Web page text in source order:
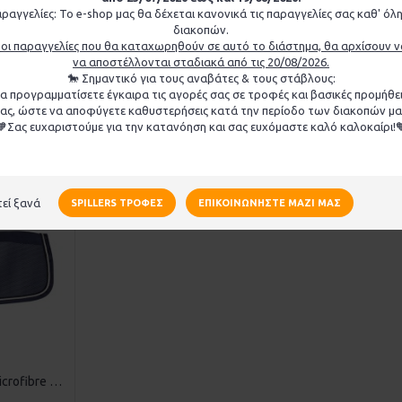
Το e-shop μας θα δέχεται κανονικά τις παραγγελίες σας καθ'
διακοπών.
παραγγελίες που θα καταχωρηθούν σε αυτό το διάστημα, θα αρχίσουν
να αποστέλλονται σταδιακά από τις 20/08/2026.
🐎 Σημαντικό για τους αναβάτες & τους στάβλους:
έγκαιρα τις αγορές σας σε τροφές και βασικές
ώστε να αποφύγετε καθυστερήσεις κατά την περίοδο των διακοπών
ευχαριστούμε για την κατανόηση και σας ευχόμαστε καλό
ξανά SPILLERS ΤΡΟΦΈΣ ΕΠΙΚΟΙΝΩΝΉΣΤΕ ΜΑΖΊ ΜΑΣ
Κουβέρτα για μύγες Equiline "Weston"
75,00€
ΚΑΛΆΘΙ
Κουβέρτα Equiline Microfibre "Venice"